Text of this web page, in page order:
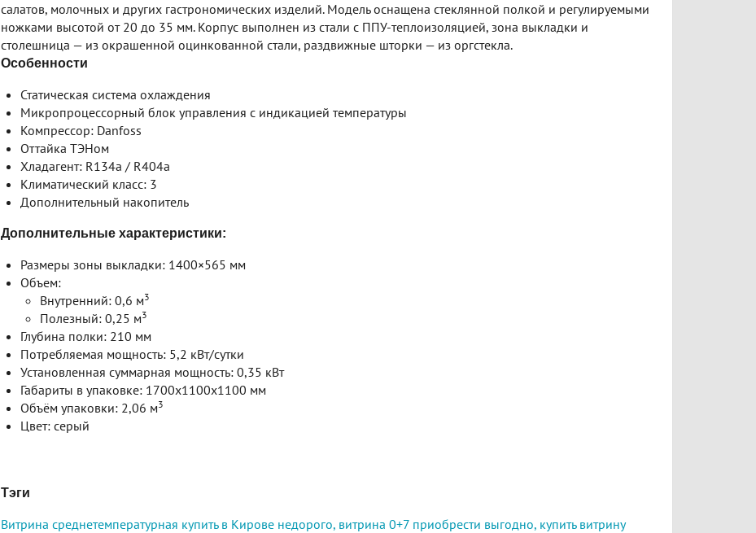
салатов, молочных и других гастрономических изделий. Модель оснащена стеклянной полкой и регулируемыми
ножками высотой от 20 до 35 мм. Корпус выполнен из стали с ППУ-теплоизоляцией, зона выкладки и
столешница — из окрашенной оцинкованной стали, раздвижные шторки — из оргстекла.
Особенности
Статическая система охлаждения
Микропроцессорный блок управления с индикацией температуры
Компрессор: Danfoss
Оттайка ТЭНом
Хладагент: R134a / R404a
Климатический класс: 3
Дополнительный накопитель
Дополнительные характеристики:
Размеры зоны выкладки: 1400×565 мм
Объем:
Внутренний: 0,6 м3
Полезный: 0,25 м3
Глубина полки: 210 мм
Потребляемая мощность: 5,2 кВт/сутки
Установленная суммарная мощность: 0,35 кВт
Габариты в упаковке: 1700x1100x1100 мм
Объём упаковки: 2,06 м3
Цвет: серый
Тэги
Витрина среднетемпературная купить в Кирове недорого, витрина 0+7 приобрести выгодно, купить витрину